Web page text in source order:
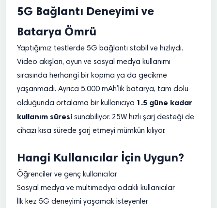
5G Bağlantı Deneyimi ve
Batarya Ömrü
Yaptığımız testlerde 5G bağlantı stabil ve hızlıydı.
Video akışları, oyun ve sosyal medya kullanımı
sırasında herhangi bir kopma ya da gecikme
yaşanmadı. Ayrıca 5.000 mAh’lik batarya, tam dolu
olduğunda ortalama bir kullanıcıya 1.5 güne kadar
kullanım süresi sunabiliyor. 25W hızlı şarj desteği de
cihazı kısa sürede şarj etmeyi mümkün kılıyor.
Hangi Kullanıcılar İçin Uygun?
Öğrenciler ve genç kullanıcılar
Sosyal medya ve multimedya odaklı kullanıcılar
İlk kez 5G deneyimi yaşamak isteyenler